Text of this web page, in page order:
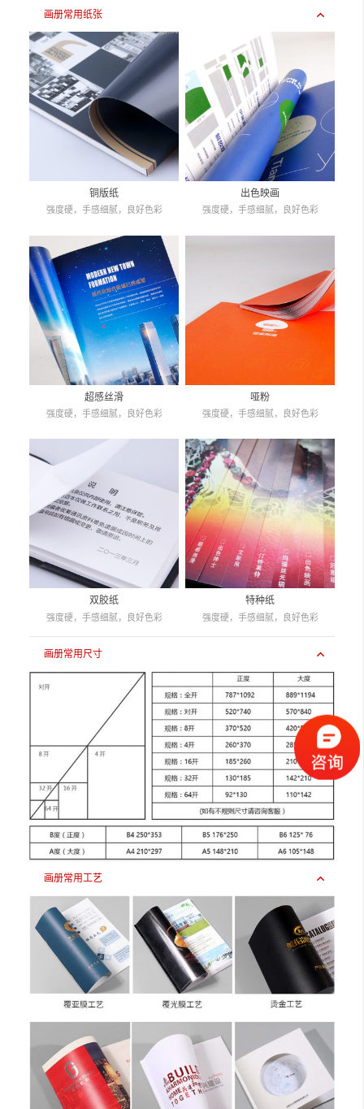
画册常用纸张
铜版纸
强度硬，手感细腻，良好色彩
出色映画
强度硬，手感细腻，良好色彩
超感丝滑
强度硬，手感细腻，良好色彩
哑粉
强度硬，手感细腻，良好色彩
双胶纸
强度硬，手感细腻，良好色彩
特种纸
强度硬，手感细腻，良好色彩
画册常用尺寸
画册常用工艺